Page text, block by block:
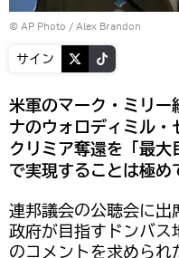
© AP Photo / Alex Brandon
サイン
米軍のマーク・ミリー
ナのウォロディミル
クリミア奪還を「最
で実現することは極め
連邦議会の公聴会に出
政府が目指すドンバ
のコメントを求めら